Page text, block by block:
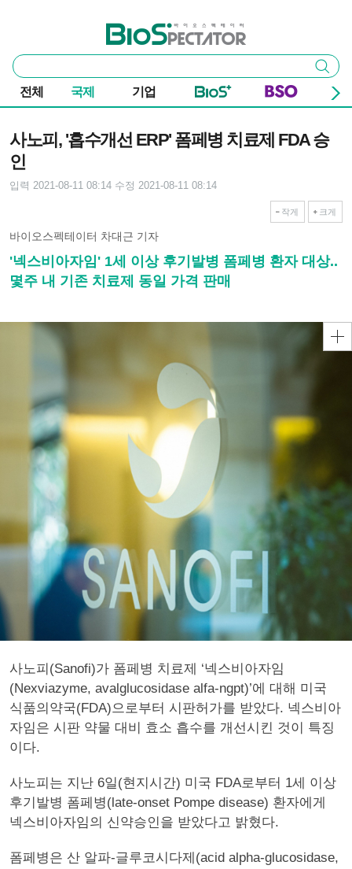
바이오스펙테이터
통
합
검
색
검색
전체 국제 기업
사노피, '흡수개선 ERP' 폼페병 치료제 FDA 승
인
입력 2021-08-11 08:14 수정 2021-08-11 08:14
작게 크게
바이오스펙테이터 차대근 기자
'넥스비아자임' 1세 이상 후기발병 폼페병 환자 대상..
몇주 내 기존 치료제 동일 가격 판매
사노피(Sanofi)가 폼페병 치료제 ‘넥스비아자임
(Nexviazyme, avalglucosidase alfa-ngpt)’에 대해 미국
식품의약국(FDA)으로부터 시판허가를 받았다. 넥스비아
자임은 시판 약물 대비 효소 흡수를 개선시킨 것이 특징
이다.
사노피는 지난 6일(현지시간) 미국 FDA로부터 1세 이상
후기발병 폼페병(late-onset Pompe disease) 환자에게
넥스비아자임의 신약승인을 받았다고 밝혔다.
폼페병은 산 알파-글루코시다제(acid alpha-glucosidase,